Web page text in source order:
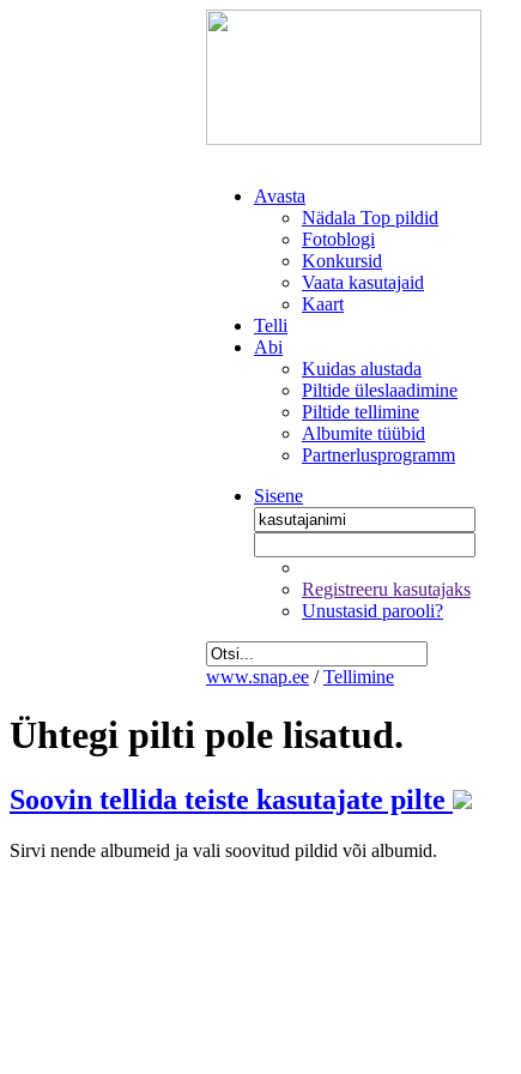
Avasta
Nädala Top pildid
Fotoblogi
Konkursid
Vaata kasutajaid
Kaart
Telli
Abi
Kuidas alustada
Piltide üleslaadimine
Piltide tellimine
Albumite tüübid
Partnerlusprogramm
Sisene
Registreeru kasutajaks
Unustasid parooli?
www.snap.ee / Tellimine
Ühtegi pilti pole lisatud.
Soovin tellida teiste kasutajate pilte
Sirvi nende albumeid ja vali soovitud pildid või albumid.